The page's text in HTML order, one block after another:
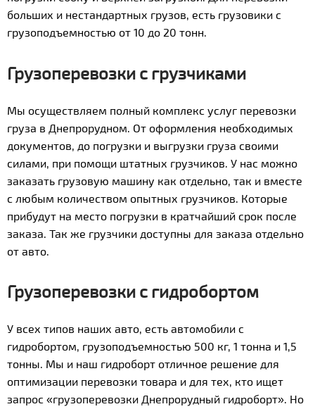
больших и нестандартных грузов, есть грузовики с
грузоподъемностью от 10 до 20 тонн.
Грузоперевозки с грузчиками
Мы осуществляем полный комплекс услуг перевозки
груза в Днепрорудном. От оформления необходимых
документов, до погрузки и выгрузки груза своими
силами, при помощи штатных грузчиков. У нас можно
заказать грузовую машину как отдельно, так и вместе
с любым количеством опытных грузчиков. Которые
прибудут на место погрузки в кратчайший срок после
заказа. Так же грузчики доступны для заказа отдельно
от авто.
Грузоперевозки с гидробортом
У всех типов наших авто, есть автомобили с
гидробортом, грузоподъемностью 500 кг, 1 тонна и 1,5
тонны. Мы и наш гидроборт отличное решение для
оптимизации перевозки товара и для тех, кто ищет
запрос «грузоперевозки Днепрорудный гидроборт». Но